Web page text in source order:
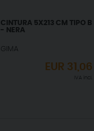
CINTURA 5X213 CM TIPO B
- NERA
GIMA
EUR 31,06
IVA incl.